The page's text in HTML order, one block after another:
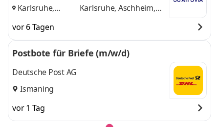
Karlsruhe,
Münster,
Karlsruhe, Aschheim,
vor 6 Tagen
Postbote für Briefe (m/w/d)
Deutsche Post AG
Ismaning
vor 1 Tag